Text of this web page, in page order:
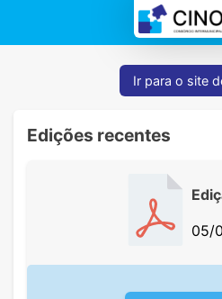
Ir para o site
Edições recentes
05/